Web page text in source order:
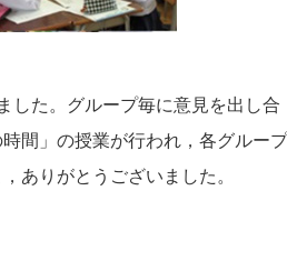
した。グループ毎に意見を出し合
間」の授業が行われ，各グルー
ありがとうございました。